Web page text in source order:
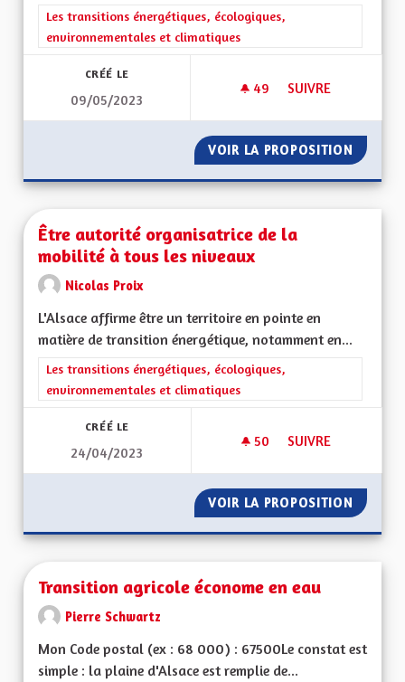
Filtrer les résultats de la catégorie : Les transitions
Les transitions énergétiques, écologiques,
environnementales et climatiques
CRÉÉ LE
09/05/2023
49 49 ABONNÉS
SUIVRE
VOIR LA PROPOSITION
Être autorité organisatrice de la
mobilité à tous les niveaux
Nicolas Proix
L'Alsace affirme être un territoire en pointe en
matière de transition énergétique, notamment en...
Filtrer les résultats de la catégorie : Les transitions
Les transitions énergétiques, écologiques,
environnementales et climatiques
CRÉÉ LE
24/04/2023
50 50 ABONNÉS
SUIVRE
VOIR LA PROPOSITION ÊTRE
Transition agricole économe en eau
Pierre Schwartz
Mon Code postal (ex : 68 000) : 67500Le constat est
simple : la plaine d'Alsace est remplie de...